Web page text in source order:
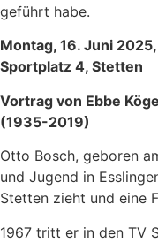
geführt habe.
Montag, 16. Juni
Sportplatz 4, Stetten
Vortrag von Ebbe
(1935-2019)
Otto Bosch, geboren
und Jugend in
Stetten zieht und eine
1967 tritt er in den TV